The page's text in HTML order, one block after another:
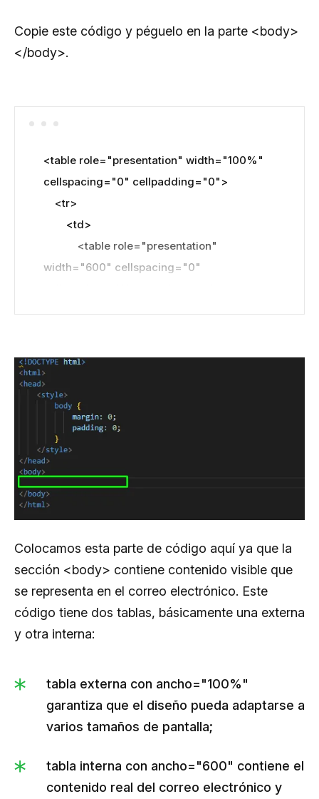
Copie este código y péguelo en la parte <body>
</body>.
<table role="presentation" width="100%"
cellspacing="0" cellpadding="0">
width="600" cellspacing="0"
    </tr>
</table>
Colocamos esta parte de código aquí ya que la
sección <body> contiene contenido visible que
se representa en el correo electrónico. Este
código tiene dos tablas, básicamente una externa
y otra interna:
tabla externa con ancho="100%"
garantiza que el diseño pueda adaptarse a
varios tamaños de pantalla;
tabla interna con ancho="600" contiene el
contenido real del correo electrónico y